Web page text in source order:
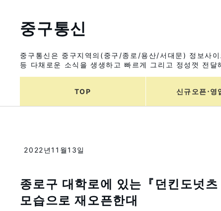
중구통신
중구통신은 중구지역의(중구/종로/용산/서대문) 정보사
등 다채로운 소식을 생생하고 빠르게 그리고 정성껏 전
TOP 신규오픈⋅영
2022년11월13일
종로구 대학로에 있는『던킨도넛
모습으로 재오픈한대